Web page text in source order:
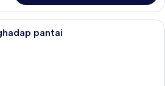
Vila, 1 kamar tidur, menghadap
pantai